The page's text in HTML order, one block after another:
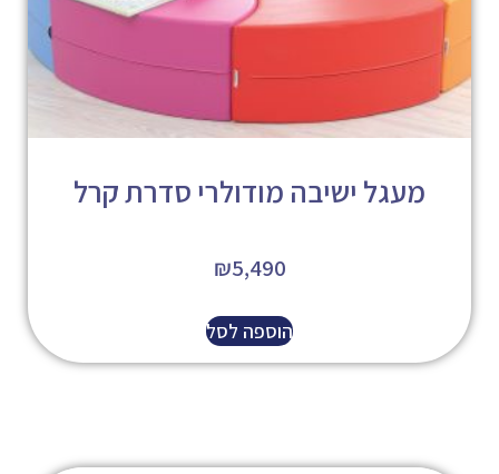
מעגל ישיבה מודולרי סדרת קרל
₪5,490
הוספה לסל